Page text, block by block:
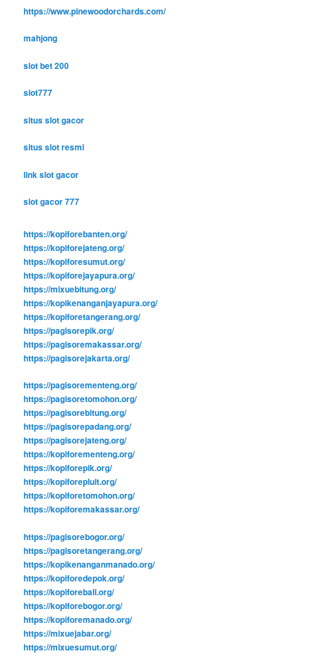
https://www.pinewoodorchards.com/
mahjong
slot bet 200
slot777
situs slot gacor
situs slot resmi
link slot gacor
slot gacor 777
https://kopiforebanten.org/
https://kopiforejateng.org/
https://kopiforesumut.org/
https://kopiforejayapura.org/
https://mixuebitung.org/
https://kopikenanganjayapura.org/
https://kopiforetangerang.org/
https://pagisorepik.org/
https://pagisoremakassar.org/
https://pagisorejakarta.org/
https://pagisorementeng.org/
https://pagisoretomohon.org/
https://pagisorebitung.org/
https://pagisorepadang.org/
https://pagisorejateng.org/
https://kopiforementeng.org/
https://kopiforepik.org/
https://kopiforepluit.org/
https://kopiforetomohon.org/
https://kopiforemakassar.org/
https://pagisorebogor.org/
https://pagisoretangerang.org/
https://kopikenanganmanado.org/
https://kopiforedepok.org/
https://kopiforebali.org/
https://kopiforebogor.org/
https://kopiforemanado.org/
https://mixuejabar.org/
https://mixuesumut.org/